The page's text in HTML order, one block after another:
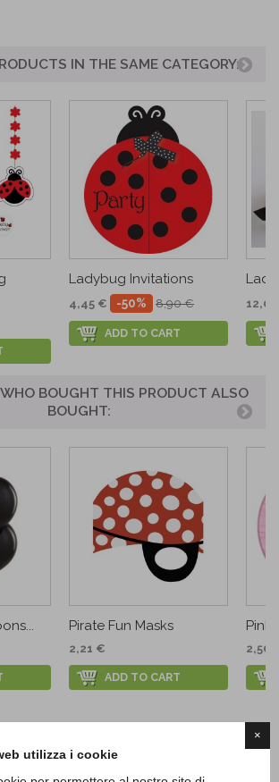
×
utilizza i cookie
IN THE SAME CATEGORY:
Ladybug Invitations
4,45 € -50% 8,90 €
ADD TO CART
BOUGHT THIS PRODUCT ALSO
BOUGHT:
Pirate Fun Masks
2,21 €
ADD TO CART
Pink
2,50